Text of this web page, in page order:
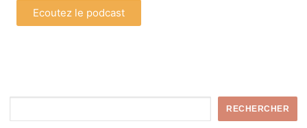
Ecoutez le podcast
RECHERCHER